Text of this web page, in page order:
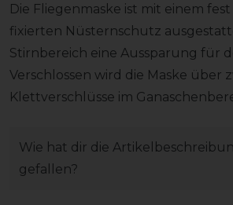
Die Fliegenmaske ist mit einem fest
fixierten Nüsternschutz
Stirnbereich eine Aussparung für
Verschlossen wird die Maske über
Klettverschlüsse im
Wie hat dir die
gefallen?